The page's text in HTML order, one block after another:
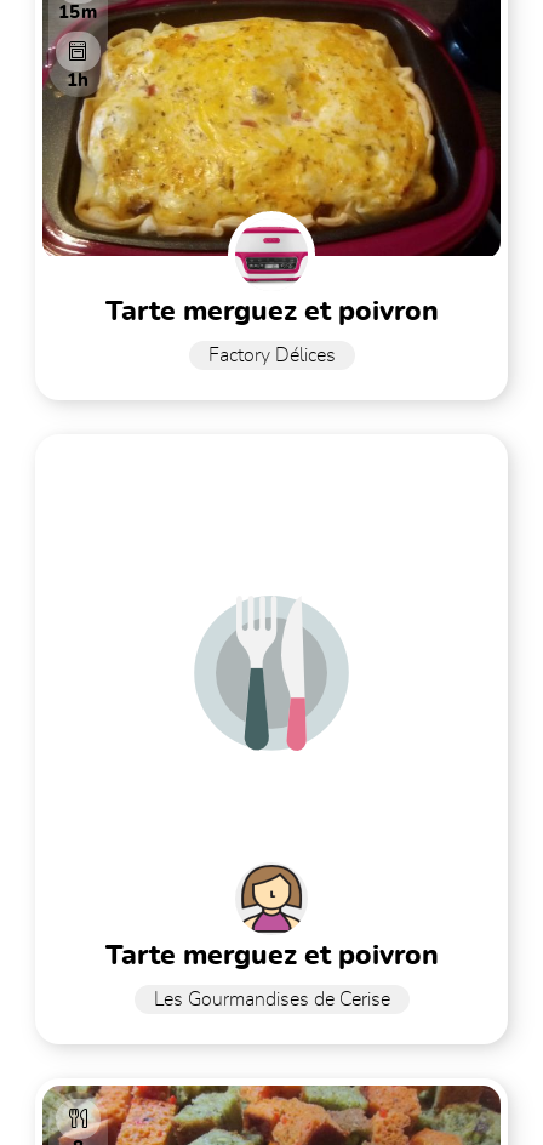
15m
1h
tarte merguez et poivron
Factory Délices
tarte merguez et poivron
Les Gourmandises de Cerise